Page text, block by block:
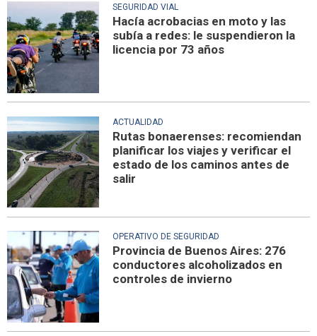
SEGURIDAD VIAL
Hacía acrobacias en moto y las
subía a redes: le suspendieron la
licencia por 73 años
ACTUALIDAD
Rutas bonaerenses: recomiendan
planificar los viajes y verificar el
estado de los caminos antes de
salir
OPERATIVO DE SEGURIDAD
Provincia de Buenos Aires: 276
conductores alcoholizados en
controles de invierno